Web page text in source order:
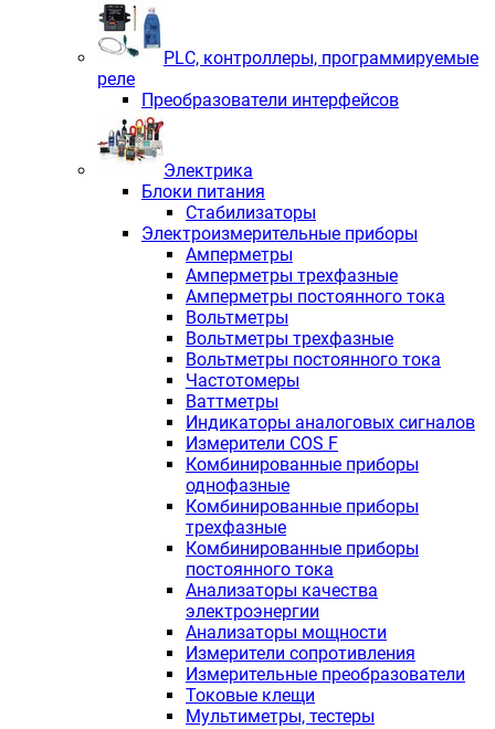
PLС, контроллеры, программируемые
реле
Преобразователи интерфейсов
Электрика
Блоки питания
Стабилизаторы
Электроизмерительные приборы
Амперметры
Амперметры трехфазные
Амперметры постоянного тока
Вольтметры
Вольтметры трехфазные
Вольтметры постоянного тока
Частотомеры
Ваттметры
Индикаторы аналоговых сигналов
Измерители COS F
Комбинированные приборы
однофазные
Комбинированные приборы
трехфазные
Комбинированные приборы
постоянного тока
Анализаторы качества
электроэнергии
Анализаторы мощности
Измерители сопротивления
Измерительные преобразователи
Токовые клещи
Мультиметры, тестеры